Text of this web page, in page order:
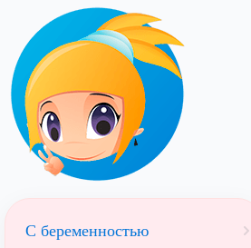
С беременностью